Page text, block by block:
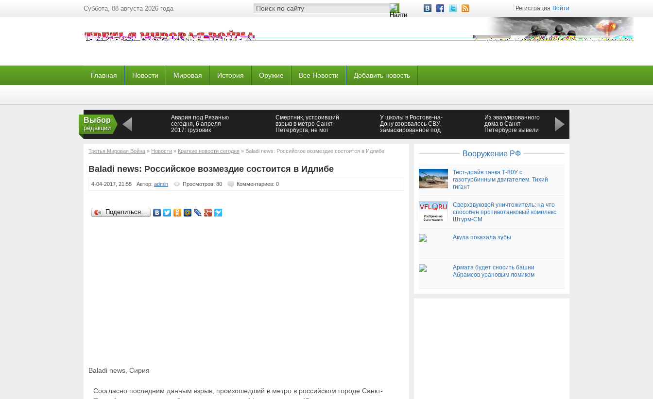
Суббота, 08 августа 2026 года Регистрация Войти
Главная Новости Мировая История Оружие Все Новости Добавить новость
Выбор
редакции
Авария под Рязанью
сегодня, 6 апреля
2017: грузовик
Смертник, устроивший
взрыв в метро Санкт-
Петербурга, не мог
У школы в Ростове-на-
Дону взорвалось СВУ,
замаскированное под
Из эвакуированного
дома в Санкт-
Петербурге вывели
Третья Мировая Война » Новости » Краткие новости сегодня » Baladi news: Российское возмездие состоится в Идлибе
Baladi news: Российское возмездие состоится в Идлибе
4-04-2017, 21:55 Автор: admin Просмотров: 80 Комментариев: 0
Поделиться…
Baladi news, Сирия
Соогласно последним данным взрыв, произошедший в метро в российском городе Санкт-
Вооружение РФ
Тест-драйв танка Т-80У с
газотурбинным двигателем. Тихий
гигант
Сверхзвуковой уничтожитель: на что
способен противотанковый комплекс
Штурм-СМ
Акула показала зубы
Армата будет сносить башни
Абрамсов урановым ломиком